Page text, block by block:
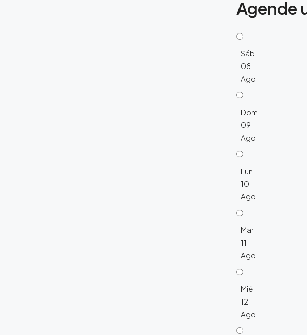
Agende
Sáb
08
Ago
Dom
09
Ago
Lun
10
Ago
Mar
11
Ago
Mié
12
Ago